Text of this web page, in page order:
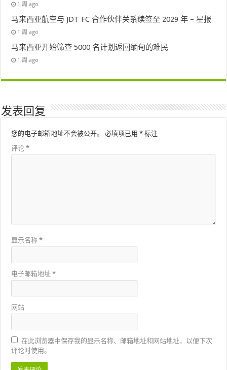
1 周 ago
马来西亚航空与 JDT FC 合作伙伴关系续签至 2029 年 – 星报
1 周 ago
马来西亚开始筛查 5000 名计划返回缅甸的难民
1 周 ago
发表回复
您的电子邮箱地址不会被公开。 必填项已用* 标注
评论*
显示名称*
电子邮箱地址*
网站
在此浏览器中保存我的显示名称、邮箱地址和网站地址，以便下次
评论时使用。